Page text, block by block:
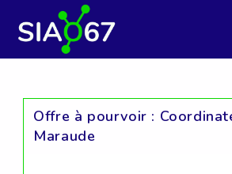
Offre à pourvoir :
Maraude